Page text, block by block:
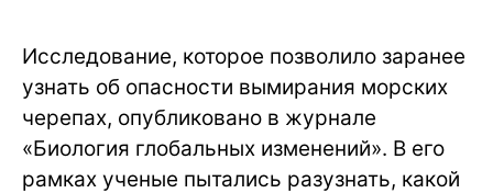
Исследование, которое позволило заранее
узнать об опасности вымирания морских
черепах, опубликовано в журнале
«Биология глобальных изменений». В его
рамках ученые пытались разузнать, какой